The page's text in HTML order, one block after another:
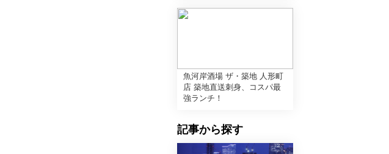
魚河岸酒場 ザ・築地 人形町
店 築地直送刺身、コスパ最
強ランチ！
記事から探す